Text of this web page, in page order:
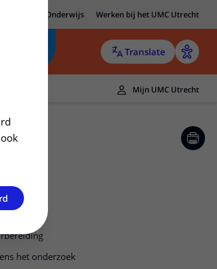
Onderwijs Werken bij het UMC Utrecht
Translate
Mijn UMC Utrecht
het onderzoek